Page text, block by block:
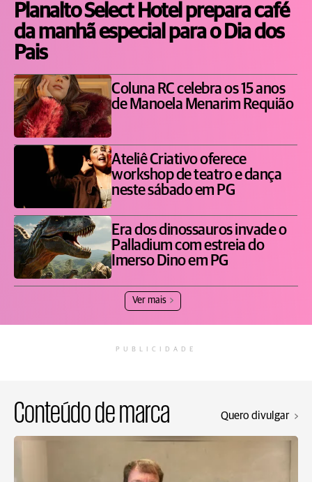
Planalto Select Hotel prepara café
da manhã especial para o Dia dos
Pais
Coluna RC celebra os 15 anos
de Manoela Menarim Requião
Ateliê Criativo oferece
workshop de teatro e dança
neste sábado em PG
Era dos dinossauros invade o
Palladium com estreia do
Imerso Dino em PG
Ver mais
PUBLICIDADE
Conteúdo de marca Quero divulgar